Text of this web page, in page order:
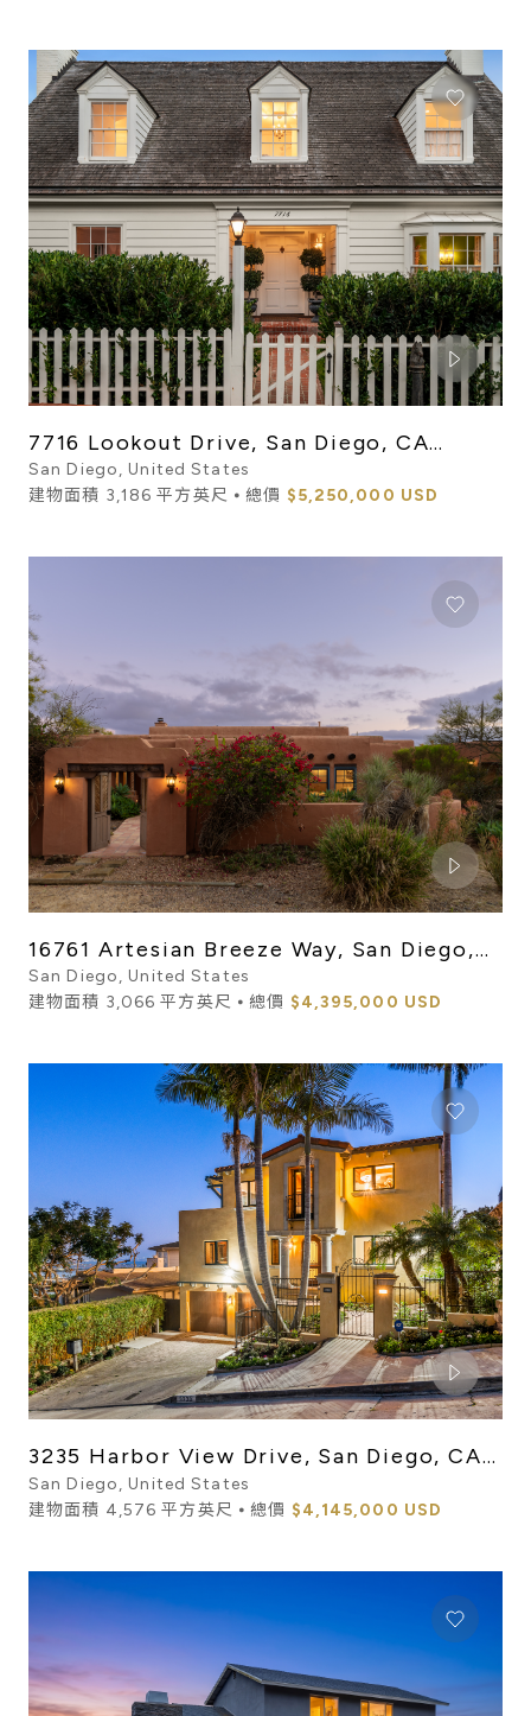
7716 Lookout Drive, San Diego, CA
92037
San Diego, United States
建物面積 3,186 平方英尺 ⦁ 總價 $5,250,000 USD
16761 Artesian Breeze Way, San Diego,
CA 92127
San Diego, United States
建物面積 3,066 平方英尺 ⦁ 總價 $4,395,000 USD
3235 Harbor View Drive, San Diego, CA
92106
San Diego, United States
建物面積 4,576 平方英尺 ⦁ 總價 $4,145,000 USD